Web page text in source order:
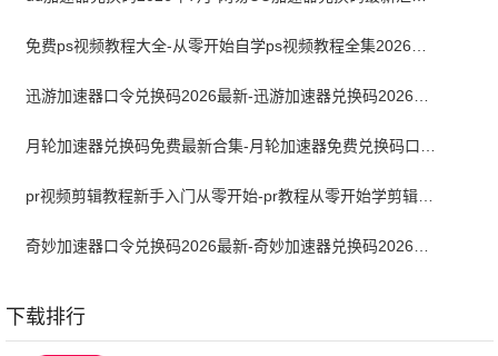
pr视频剪辑教程新手入门从零开始-pr教程从零开始学剪辑全集免费
下载排行